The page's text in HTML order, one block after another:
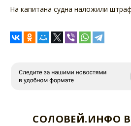
На капитана судна наложили
СОЛОВЕЙ.ИНФО В